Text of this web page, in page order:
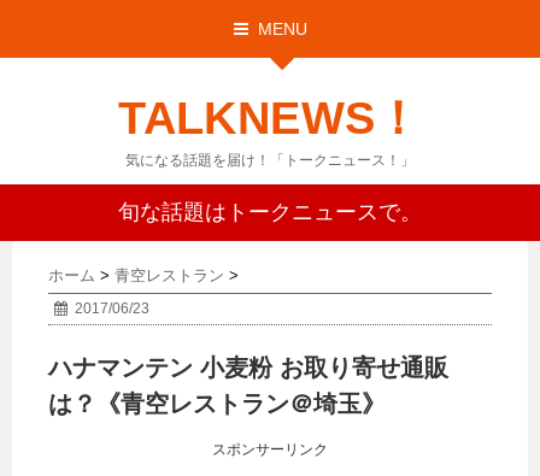
MENU
TALKNEWS！
気になる話題を届け！「トークニュース！」
旬な話題はトークニュースで。
ホーム > 青空レストラン >
2017/06/23
ハナマンテン 小麦粉 お取り寄せ通販
は？《青空レストラン＠埼玉》
スポンサーリンク